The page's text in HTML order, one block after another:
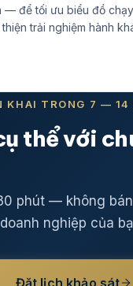
— để tối ưu biểu đồ
trải nghiệm hành
KHAI TRONG 7 — 14
thể với
phút — không
nghiệp của
Đặt lịch khảo sát